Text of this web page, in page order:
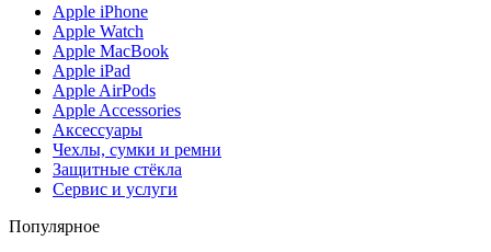
Apple iPhone
Apple Watch
Apple MacBook
Apple iPad
Apple AirPods
Apple Accessories
Аксессуары
Чехлы, сумки и ремни
Защитные стёкла
Сервис и услуги
Популярное